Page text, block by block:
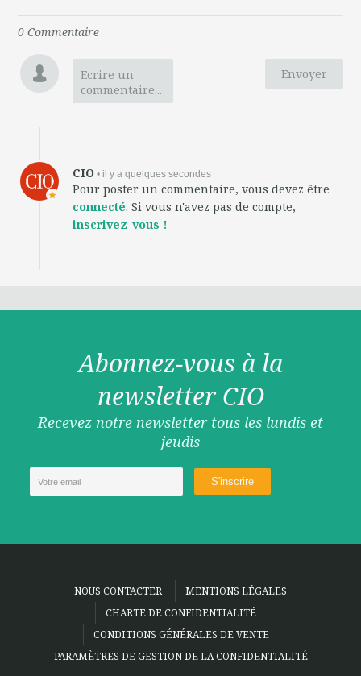
0 Commentaire
Envoyer
Ecrire un
commentaire...
CIO • il y a quelques secondes
Pour poster un commentaire, vous devez être
connecté. Si vous n'avez pas de compte,
inscrivez-vous !
Abonnez-vous à la
newsletter CIO
Recevez notre newsletter tous les lundis et
jeudis
NOUS CONTACTER
MENTIONS LÉGALES
CHARTE DE CONFIDENTIALITÉ
CONDITIONS GÉNÉRALES DE VENTE
PARAMÈTRES DE GESTION DE LA CONFIDENTIALITÉ